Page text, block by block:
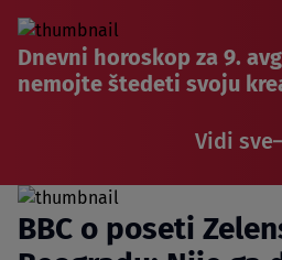
Dnevni horoskop za 9.
nemojte štedeti svoju
Vidi sve
BBC o poseti